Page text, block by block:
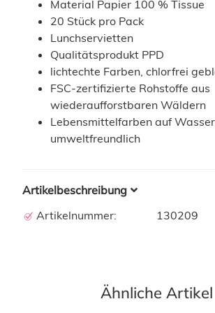
Material Papier 100 % Tissue
20 Stück pro Pack
Lunchservietten
Qualitätsprodukt PPD
lichtechte Farben, chlorfrei
FSC-zertifizierte Rohstoffe aus
wiederaufforstbaren Wäldern
Lebensmittelfarben auf
umweltfreundlich
Artikelbeschreibung
Artikelnummer:
130209
Ähnliche Artikel